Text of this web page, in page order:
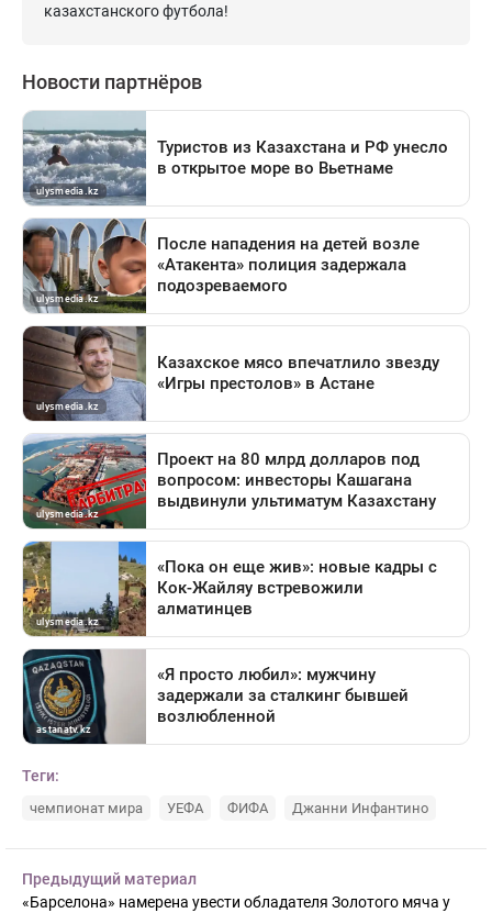
казахстанского футбола!
Теги:
чемпионат мира УЕФА ФИФА Джанни Инфантино
Предыдущий материал
«Барселона» намерена увести обладателя Золотого мяча у